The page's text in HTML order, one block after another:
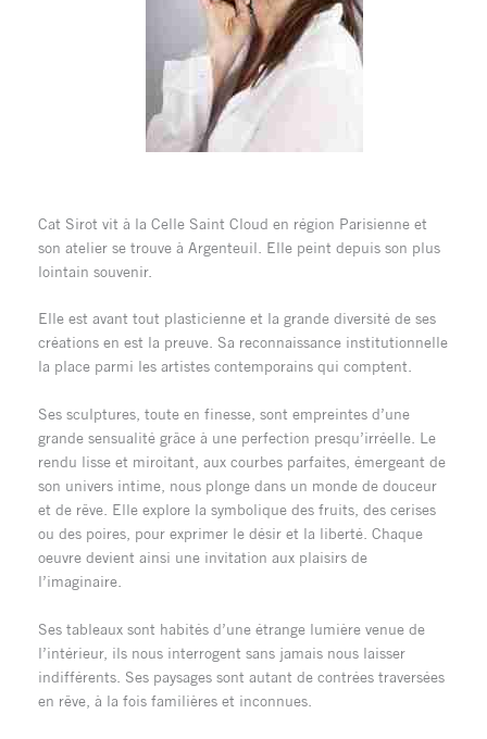
Cat Sirot vit à la Celle Saint Cloud en région Parisienne et
son atelier se trouve à Argenteuil. Elle peint depuis son plus
lointain souvenir.
Elle est avant tout plasticienne et la grande diversité de ses
créations en est la preuve. Sa reconnaissance institutionnelle
la place parmi les artistes contemporains qui comptent.
Ses sculptures, toute en finesse, sont empreintes d’une
grande sensualité grâce à une perfection presqu’irréelle. Le
rendu lisse et miroitant, aux courbes parfaites, émergeant de
son univers intime, nous plonge dans un monde de douceur
et de rêve. Elle explore la symbolique des fruits, des cerises
ou des poires, pour exprimer le désir et la liberté. Chaque
oeuvre devient ainsi une invitation aux plaisirs de
l’imaginaire.
Ses tableaux sont habités d’une étrange lumière venue de
l’intérieur, ils nous interrogent sans jamais nous laisser
indifférents. Ses paysages sont autant de contrées traversées
en rêve, à la fois familières et inconnues.